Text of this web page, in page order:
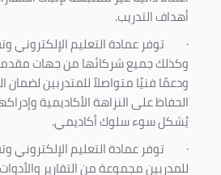
أهداف التدريب.
· توفر عمادة التعليم الإلكتروني
وكذلك جميع شركائها من جهات مقدمة
ودعمًا فنيًا متواصلاً للمتدربين لضمان
الحفاظ على النزاهة الأكاديمية
يُشكل سوء سلوك أكاديمي.
· توفر عمادة التعليم الإلكتروني
للمدربين مجموعة من التقارير